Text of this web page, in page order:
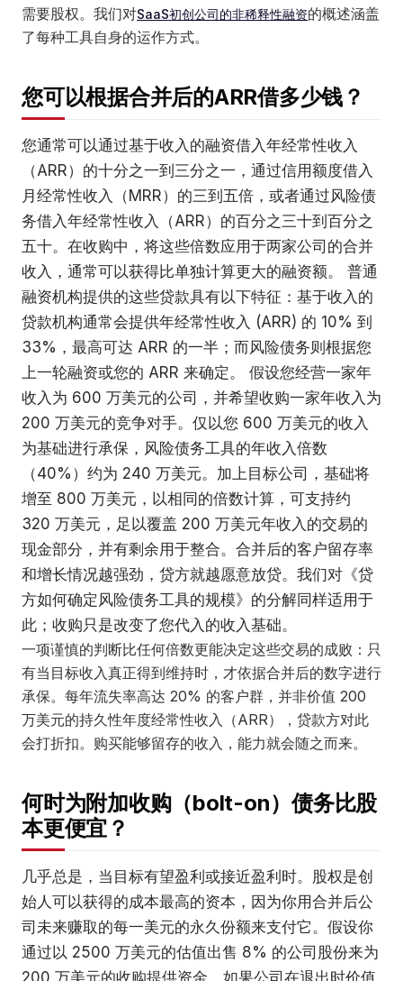
需要股权。我们对SaaS初创公司的非稀释性融资的概述涵盖
了每种工具自身的运作方式。
您可以根据合并后的ARR借多少钱？
您通常可以通过基于收入的融资借入年经常性收入
（ARR）的十分之一到三分之一，通过信用额度借入
月经常性收入（MRR）的三到五倍，或者通过风险债
务借入年经常性收入（ARR）的百分之三十到百分之
五十。在收购中，将这些倍数应用于两家公司的合并
收入，通常可以获得比单独计算更大的融资额。 普通
融资机构提供的这些贷款具有以下特征：基于收入的
贷款机构通常会提供年经常性收入 (ARR) 的 10% 到
33%，最高可达 ARR 的一半；而风险债务则根据您
上一轮融资或您的 ARR 来确定。 假设您经营一家年
收入为 600 万美元的公司，并希望收购一家年收入为
200 万美元的竞争对手。仅以您 600 万美元的收入
为基础进行承保，风险债务工具的年收入倍数
（40%）约为 240 万美元。加上目标公司，基础将
增至 800 万美元，以相同的倍数计算，可支持约
320 万美元，足以覆盖 200 万美元年收入的交易的
现金部分，并有剩余用于整合。合并后的客户留存率
和增长情况越强劲，贷方就越愿意放贷。我们对《贷
方如何确定风险债务工具的规模》的分解同样适用于
此；收购只是改变了您代入的收入基础。
一项谨慎的判断比任何倍数更能决定这些交易的成败：只
有当目标收入真正得到维持时，才依据合并后的数字进行
承保。每年流失率高达 20% 的客户群，并非价值 200
万美元的持久性年度经常性收入（ARR），贷款方对此
会打折扣。购买能够留存的收入，能力就会随之而来。
何时为附加收购（bolt-on）债务比股
本更便宜？
几乎总是，当目标有望盈利或接近盈利时。股权是创
始人可以获得的成本最高的资本，因为你用合并后公
司未来赚取的每一美元的永久份额来支付它。假设你
通过以 2500 万美元的估值出售 8% 的公司股份来为
200 万美元的收购提供资金。如果公司在退出时价值